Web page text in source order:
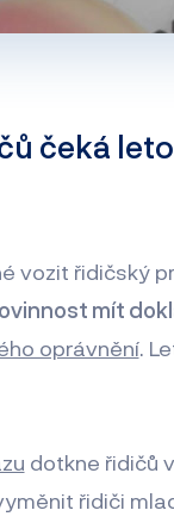
čeká
vozit řidičský
mít
oprávnění.
dotkne řidičů
řidiči